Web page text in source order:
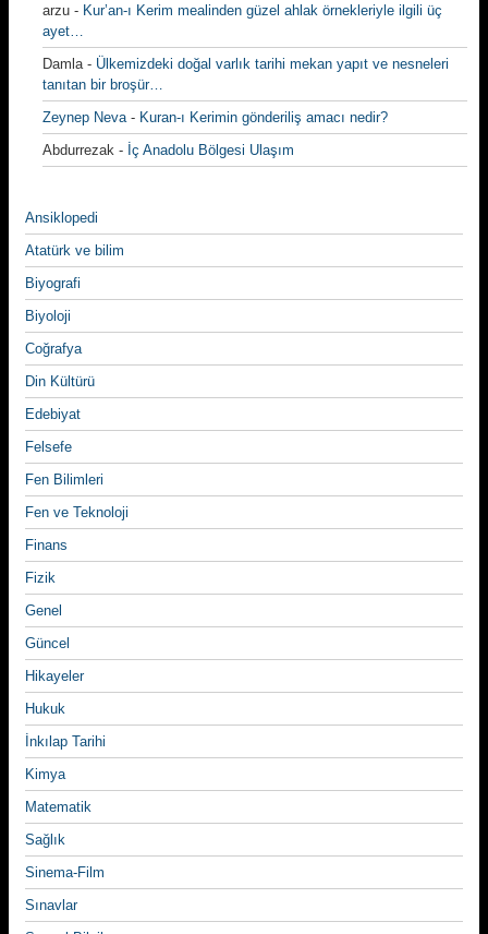
arzu - Kur’an-ı Kerim mealinden güzel ahlak örnekleriyle ilgili üç
ayet…
Damla- Ülkemizdeki doğal varlık tarihi mekan yapıt ve nesneleri
tanıtan bir broşür…
Zeynep Neva- Kuran-ı Kerimin gönderiliş amacı nedir?
Abdurrezak - İç Anadolu Bölgesi Ulaşım
Ansiklopedi
Atatürk ve bilim
Biyografi
Biyoloji
Coğrafya
Din Kültürü
Edebiyat
Felsefe
Fen Bilimleri
Fen ve Teknoloji
Finans
Fizik
Genel
Güncel
Hikayeler
Hukuk
İnkılap Tarihi
Kimya
Matematik
Sağlık
Sinema-Film
Sınavlar